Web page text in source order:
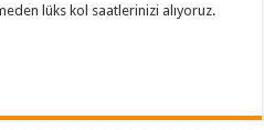
lüks kol saatlerinizi alıyoruz.